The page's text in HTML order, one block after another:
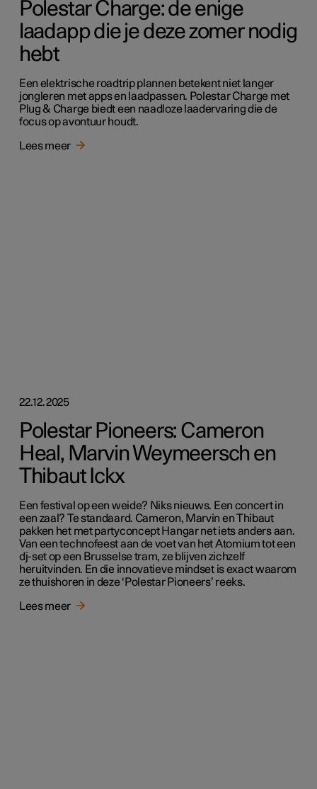
Polestar Charge: de enige
laadapp die je deze zomer nodig
hebt
Een elektrische roadtrip plannen betekent niet langer
jongleren met apps en laadpassen. Polestar Charge met
Plug & Charge biedt een naadloze laadervaring die de
focus op avontuur houdt.
Lees meer
22.12.2025
Polestar Pioneers: Cameron
Heal, Marvin Weymeersch en
Thibaut Ickx
Een festival op een weide? Niks nieuws. Een concert in
een zaal? Te standaard. Cameron, Marvin en Thibaut
pakken het met partyconcept Hangar net iets anders aan.
Van een technofeest aan de voet van het Atomium tot een
dj-set op een Brusselse tram, ze blijven zichzelf
heruitvinden. En die innovatieve mindset is exact waarom
ze thuishoren in deze ‘Polestar Pioneers’ reeks.
Lees meer